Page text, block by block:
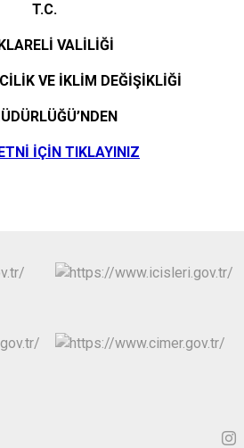
T.C.
VALİLİĞİ
VE İKLİM DEĞİŞİKLİĞİ
İÇİN TIKLAYINIZ